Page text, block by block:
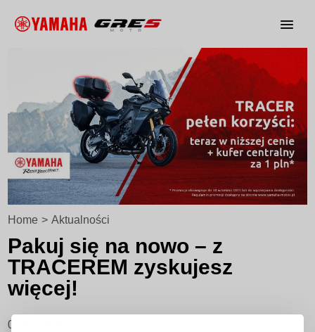
Home > Aktualności
Pakuj się na nowo – z
TRACEREM zyskujesz
więcej!
01 Lipca 2025